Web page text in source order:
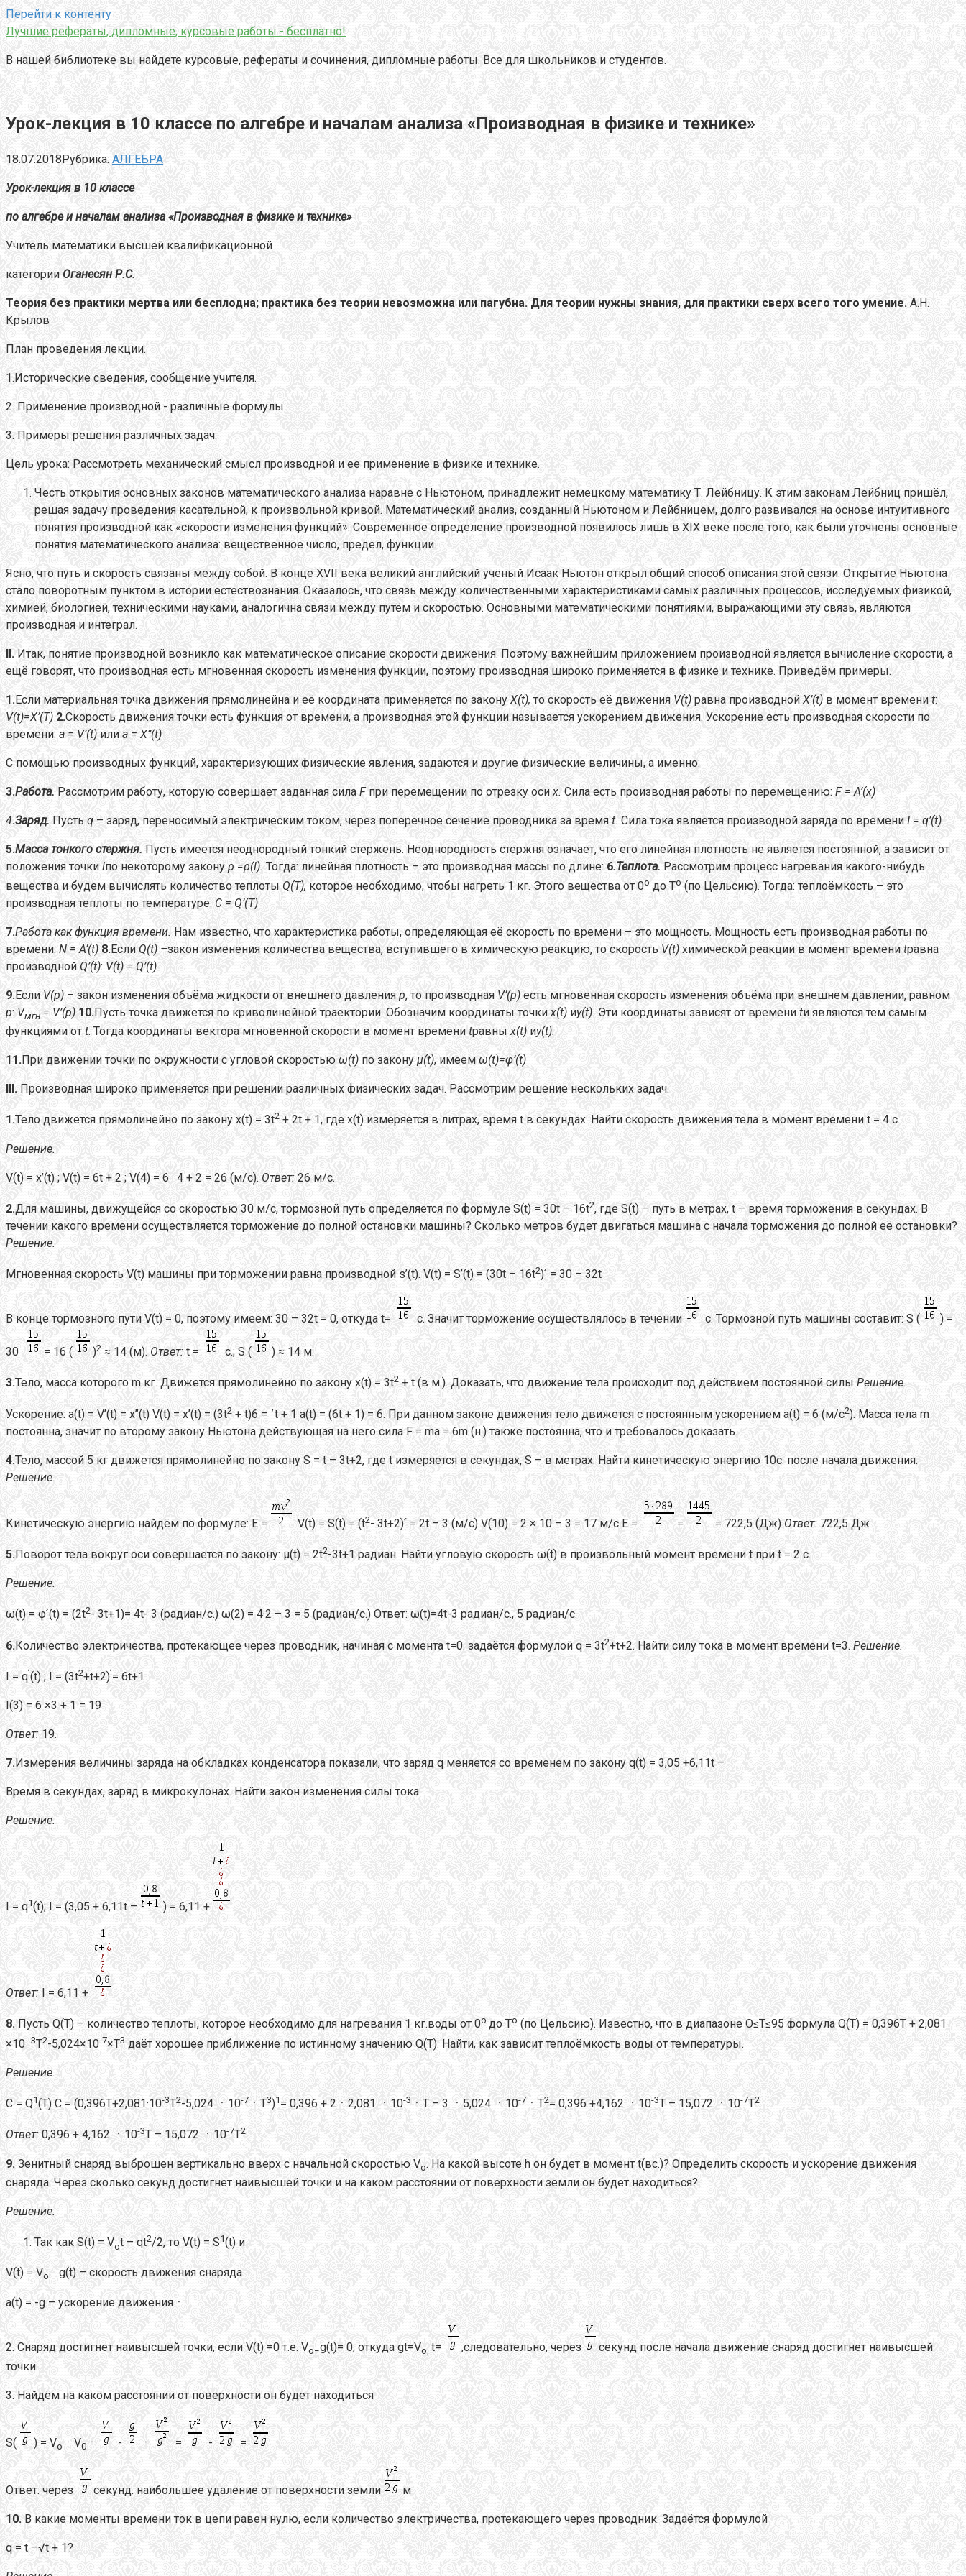
Перейти к контенту
Лучшие рефераты, дипломные, курсовые работы - бесплатно!
В нашей библиотеке вы найдете курсовые, рефераты и сочинения, дипломные работы. Все для школьников и студентов.
Урок-лекция в 10 классе по алгебре и началам анализа «Производная в физике и технике»
18.07.2018Рубрика: АЛГЕБРА
Урок-лекция в 10 классе
по алгебре и началам анализа «Производная в физике и технике»
Учитель математики высшей квалификационной
категории Оганесян Р.С.
Теория без практики мертва или бесплодна; практика без теории невозможна или пагубна. Для теории нужны знания, для практики сверх всего того умение. А.Н.
Крылов
План проведения лекции.
1.Исторические сведения, сообщение учителя.
2. Применение производной - различные формулы.
3. Примеры решения различных задач.
Цель урока: Рассмотреть механический смысл производной и ее применение в физике и технике.
Честь открытия основных законов математического анализа наравне с Ньютоном, принадлежит немецкому математику Т. Лейбницу. К этим законам Лейбниц пришёл,
решая задачу проведения касательной, к произвольной кривой. Математический анализ, созданный Ньютоном и Лейбницем, долго развивался на основе интуитивного
понятия производной как «скорости изменения функций». Современное определение производной появилось лишь в XIX веке после того, как были уточнены основные
понятия математического анализа: вещественное число, предел, функции.
Ясно, что путь и скорость связаны между собой. В конце XVII века великий английский учёный Исаак Ньютон открыл общий способ описания этой связи. Открытие Ньютона
стало поворотным пунктом в истории естествознания. Оказалось, что связь между количественными характеристиками самых различных процессов, исследуемых физикой,
химией, биологией, техническими науками, аналогична связи между путём и скоростью. Основными математическими понятиями, выражающими эту связь, являются
производная и интеграл.
II. Итак, понятие производной возникло как математическое описание скорости движения. Поэтому важнейшим приложением производной является вычисление скорости, а
ещё говорят, что производная есть мгновенная скорость изменения функции, поэтому производная широко применяется в физике и технике. Приведём примеры.
1.Если материальная точка движения прямолинейна и её координата применяется по закону X(t), то скорость её движения V(t) равна производной X’(t) в момент времени t:
V(t)=X’(T) 2.Скорость движения точки есть функция от времени, а производная этой функции называется ускорением движения. Ускорение есть производная скорости по
времени: a = V’(t) или a = X’’(t)
С помощью производных функций, характеризующих физические явления, задаются и другие физические величины, а именно:
3.Работа. Рассмотрим работу, которую совершает заданная сила Fпри перемещении по отрезку осиx. Сила есть производная работы по перемещению: F=A’(x)
4.Заряд. Пусть q – заряд, переносимый электрическим током, через поперечное сечение проводника за время t. Сила тока является производной заряда по времени I = q’(t)
5.Масса тонкого стержня. Пусть имеется неоднородный тонкий стержень. Неоднородность стержня означает, что его линейная плотность не является постоянной, а зависит от
положения точки lпо некоторому закону ρ =ρ(l). Тогда: линейная плотность – это производная массы по длине: 6.Теплота. Рассмотрим процесс нагревания какого-нибудь
вещества и будем вычислять количество теплоты Q(T), которое необходимо, чтобы нагреть 1 кг. Этого вещества от 0о до Tо (по Цельсию). Тогда: теплоёмкость – это
производная теплоты по температуре. C = Q’(T)
7.Работа как функция времени. Нам известно, что характеристика работы, определяющая её скорость по времени – это мощность. Мощность есть производная работы по
времени: N =A’(t) 8.Если Q(t) –закон изменения количества вещества, вступившего в химическую реакцию, то скорость V(t) химической реакции в момент времени tравна
производной Q’(t): V(t) = Q’(t)
9.Если V(p) – закон изменения объёма жидкости от внешнего давления p, то производная V’(p) есть мгновенная скорость изменения объёма при внешнем давлении, равном
p: Vмгн = V’(p) 10.Пусть точка движется по криволинейной траектории. Обозначим координаты точкиx(t) иy(t). Эти координаты зависят от времени tи являются тем самым
функциями от t. Тогда координаты вектора мгновенной скорости в момент времени tравныx(t) иy(t).
11.При движении точки по окружности с угловой скоростью ω(t) по закону µ(t), имеем ω(t)=φ’(t)
. Производная широко применяется при решении различных физических задач. Рассмотрим решение нескольких задач.
1.Тело движется прямолинейно по закону x(t) = 3t2 + 2t + 1, где x(t) измеряется в литрах, время t в секундах. Найти скорость движения тела в момент времени t = 4 с.
Решение.
V(t) = x’(t) ; V(t) = 6t + 2 ; V(4) = 6 · 4 + 2 = 26 (м/с). Ответ: 26 м/с.
2.Для машины, движущейся со скоростью 30 м/с, тормозной путь определяется по формуле S(t) = 30t – 16t2, где S(t) – путь в метрах, t – время торможения в секундах. В
течении какого времени осуществляется торможение до полной остановки машины? Сколько метров будет двигаться машина с начала торможения до полной её остановки?
Решение.
Мгновенная скорость V(t) машины при торможении равна производной s’(t). V(t) = S’(t) = (30t – 16t2)՛ = 30 – 32t
В конце тормозного пути V(t) = 0, поэтому имеем: 30 – 32t = 0, откуда t= с. Значит торможение осуществлялось в течении с. Тормозной путь машины составит: S ( ) =
30 · = 16 ( )2 ≈ 14 (м). Ответ: t = с.; S ( ) ≈ 14 м.
3.Тело, масса которого m кг. Движется прямолинейно по закону x(t) = 3t2 + t (в м.). Доказать, что движение тела происходит под действием постоянной силы Решение.
Ускорение: а(t) = V’(t) = x’’(t) V(t) = x’(t) = (3t2 + t)׳ = 6t + 1 a(t) = (6t + 1) = 6. При данном законе движения тело движется с постоянным ускорением а(t) = 6 (м/с2). Масса тела m
постоянна, значит по второму закону Ньютона действующая на него сила F = ma = 6m (н.) также постоянна, что и требовалось доказать.
4.Тело, массой 5 кг движется прямолинейно по закону S = t – 3t+2, где t измеряется в секундах, S – в метрах. Найти кинетическую энергию 10с. после начала движения.
Решение.
Кинетическую энергию найдём по формуле: E = V(t) = S(t) = (t2- 3t+2)՛ = 2t – 3 (м/с) V(10) = 2 × 10 – 3 = 17 м/с E = = = 722,5 (Дж) Ответ: 722,5 Дж
5.Поворот тела вокруг оси совершается по закону: µ(t) = 2t2-3t+1 радиан. Найти угловую скорость ω(t) в произвольный момент времени t при t = 2 с.
Решение.
ω(t) = φ՛(t) = (2t2- 3t+1)= 4t- 3 (радиан/с.) ω(2) = 4·2 – 3 = 5 (радиан/с.) Ответ: ω(t)=4t-3 радиан/с., 5 радиан/с.
6.Количество электричества, протекающее через проводник, начиная с момента t=0. задаётся формулой q = 3t2+t+2. Найти силу тока в момент времени t=3. Решение.
I = q’(t) ; I = (3t2+t+2)’= 6t+1
I(3) = 6 ×3 + 1 = 19
Ответ: 19.
7.Измерения величины заряда на обкладках конденсатора показали, что заряд q меняется со временем по закону q(t) = 3,05 +6,11t –
Время в секундах, заряд в микрокулонах. Найти закон изменения силы тока.
Решение.
I = q1(t); I = (3,05 + 6,11t – ) = 6,11 +
Ответ: I = 6,11 +
8. Пусть Q(T) – количество теплоты, которое необходимо для нагревания 1 кг.воды от 0о до To (по Цельсию). Известно, что в диапазоне O≤T≤95 формула Q(T) = 0,396T + 2,081
×10 -3T2-5,024×10-7×T3 даёт хорошее приближение по истинному значению Q(T). Найти, как зависит теплоёмкость воды от температуры.
Решение.
С = Q1(T) C = (0,396T+2,081·10-3T2-5,024 ㆍ10-7 ㆍT3)1 = 0,396 + 2ㆍ2,081 ㆍ10-3 ㆍT – 3 ㆍ5,024 ㆍ10-7 ㆍT2= 0,396 +4,162 ㆍ10-3T – 15,072 ㆍ10-7T2
Ответ: 0,396 + 4,162 ㆍ10-3T – 15,072 ㆍ10-7T2
9. Зенитный снаряд выброшен вертикально вверх с начальной скоростью Vо. На какой высоте h он будет в момент t(вс.)? Определить скорость и ускорение движения
снаряда. Через сколько секунд достигнет наивысшей точки и на каком расстоянии от поверхности земли он будет находиться?
Решение.
Так как S(t) = Vot – qt2/2, то V(t) = S1(t) и
V(t) = Vo − g(t) – скорость движения снаряда
a(t) = -g – ускорение движенияㆍ
2. Снаряд достигнет наивысшей точки, если V(t) =0 т.е. Vo−g(t)= 0, откуда gt=Vo, t= ,следовательно, через
секунд после начала движение снаряд достигнет наивысшей
точки.
3. Найдём на каком расстоянии от поверхности он будет находиться
S( ) = Vo ㆍV0 ㆍ - ㆍ = - =
Ответ: через секунд. наибольшее удаление от поверхности земли м
10. В какие моменты времени ток в цепи равен нулю, если количество электричества, протекающего через проводник. Задаётся формулой
q = t –√t + 1?